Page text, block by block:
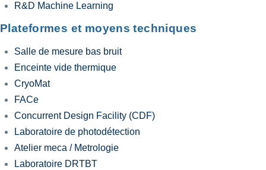
R&D Machine Learning
Plateformes et moyens techniques
Salle de mesure bas bruit
Enceinte vide thermique
CryoMat
FACe
Concurrent Design Facility (CDF)
Laboratoire de photodétection
Atelier meca / Metrologie
Laboratoire DRTBT